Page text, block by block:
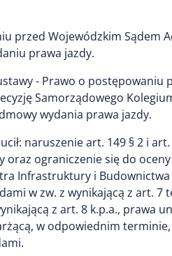
przed Wojewódzkim
prawa jazdy.
- Prawo o postępowaniu
Samorządowego
wydania prawa jazdy.
naruszenie art. 149 § 2 i
ograniczenie się do
Infrastruktury i
w zw. z wynikającą z art. 7
z art. 8 k.p.a., prawa
w odpowiednim